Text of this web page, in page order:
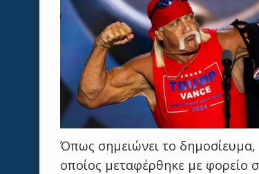
Όπως σημειώνει το δημοσίευμα,
οποίος μεταφέρθηκε με φορείο